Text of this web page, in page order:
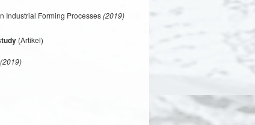
Industrial Forming Processes(2019)
(Artikel)